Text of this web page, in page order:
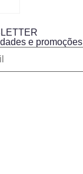
e promoções